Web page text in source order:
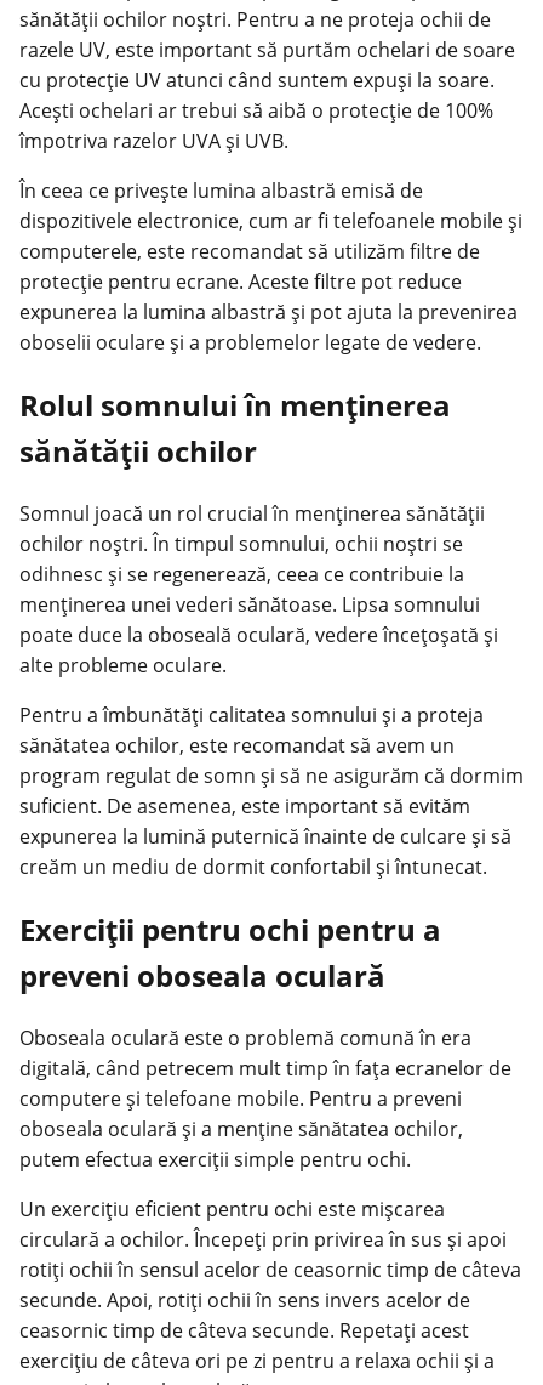
sănătății ochilor noștri. Pentru a ne proteja ochii de
razele UV, este important să purtăm ochelari de soare
cu protecție UV atunci când suntem expuși la soare.
Acești ochelari ar trebui să aibă o protecție de 100%
împotriva razelor UVA și UVB.
În ceea ce privește lumina albastră emisă de
dispozitivele electronice, cum ar fi telefoanele mobile și
computerele, este recomandat să utilizăm filtre de
protecție pentru ecrane. Aceste filtre pot reduce
expunerea la lumina albastră și pot ajuta la prevenirea
oboselii oculare și a problemelor legate de vedere.
Rolul somnului în menținerea
sănătății ochilor
Somnul joacă un rol crucial în menținerea sănătății
ochilor noștri. În timpul somnului, ochii noștri se
odihnesc și se regenerează, ceea ce contribuie la
menținerea unei vederi sănătoase. Lipsa somnului
poate duce la oboseală oculară, vedere încețoșată și
alte probleme oculare.
Pentru a îmbunătăți calitatea somnului și a proteja
sănătatea ochilor, este recomandat să avem un
program regulat de somn și să ne asigurăm că dormim
suficient. De asemenea, este important să evităm
expunerea la lumină puternică înainte de culcare și să
creăm un mediu de dormit confortabil și întunecat.
Exerciții pentru ochi pentru a
preveni oboseala oculară
Oboseala oculară este o problemă comună în era
digitală, când petrecem mult timp în fața ecranelor de
computere și telefoane mobile. Pentru a preveni
oboseala oculară și a menține sănătatea ochilor,
putem efectua exerciții simple pentru ochi.
Un exercițiu eficient pentru ochi este mișcarea
circulară a ochilor. Începeți prin privirea în sus și apoi
rotiți ochii în sensul acelor de ceasornic timp de câteva
secunde. Apoi, rotiți ochii în sens invers acelor de
ceasornic timp de câteva secunde. Repetați acest
exercițiu de câteva ori pe zi pentru a relaxa ochii și a